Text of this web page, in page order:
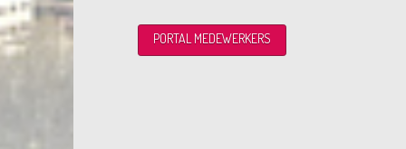
PORTAL MEDEWERKERS